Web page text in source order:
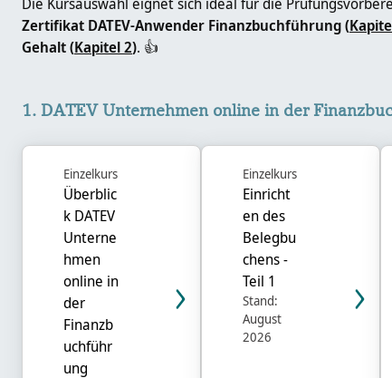
Zertifikat DATEV-Anwender Finanzbuchführung (
Gehalt (Kapitel 2). 👍
1. DATEV Unternehmen online in der Finanzbuchführung
1. DATEV Unternehmen online in der
Einzelkurs
Überblic
k DATEV
Unterne
hmen
online in
der
Finanzb
uchführ
ung
Einzelkurs
Einricht
en des
Belegbu
chens -
Teil 1
Stand:
August
2026